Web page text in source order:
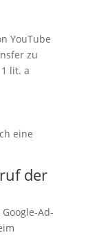
YouTube
zu
lit. a
eine
der
Ad-